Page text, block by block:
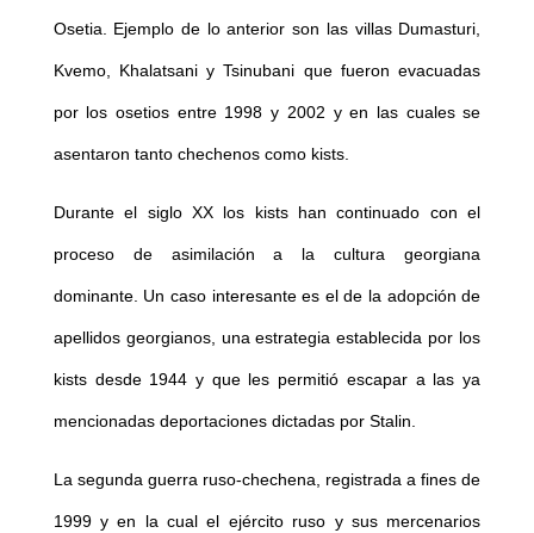
Osetia. Ejemplo de lo anterior son las villas Dumasturi,
Kvemo, Khalatsani y Tsinubani que fueron evacuadas
por los osetios entre 1998 y 2002 y en las cuales se
asentaron tanto chechenos como kists.
Durante el siglo XX los kists han continuado con el
proceso de asimilación a la cultura georgiana
dominante. Un caso interesante es el de la adopción de
apellidos georgianos, una estrategia establecida por los
kists desde 1944 y que les permitió escapar a las ya
mencionadas deportaciones dictadas por Stalin.
La segunda guerra ruso-chechena, registrada a fines de
1999 y en la cual el ejército ruso y sus mercenarios